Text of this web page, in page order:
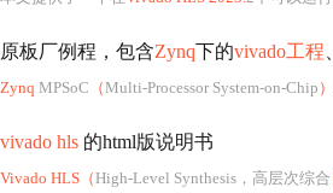
原板厂例程，包含Zynq下的vivado工程
Zynq MPSoC （Multi-Processor System-on-Chip ）
vivado hls 的html版说明书
Vivado HLS（High-Level Synthesis，高层次综合